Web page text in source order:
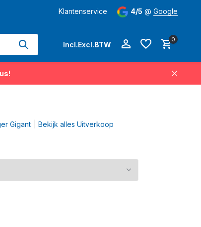
permanent op voorraad Levertijd3-5 werkdagen
Klantenservice 4/5 @ Google
Incl.Excl.BTW
0
Gigant Bekijk alles Uitverkoop